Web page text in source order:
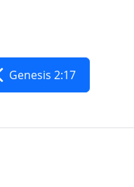
Genesis 2:17